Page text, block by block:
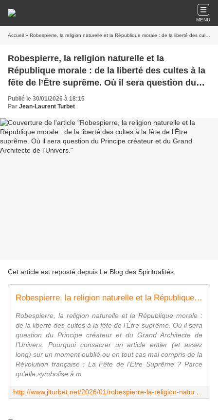
MENU
Accueil » Robespierre, la religion naturelle et la République morale : de la liberté des cultes à la fête de l’Être suprême. Où il sera question du Principe créateur et du Grand Architecte de l’Univers.
Robespierre, la religion naturelle et la
République morale : de la liberté des cultes à la
fête de l’Être suprême. Où il sera question du
Principe créateur et du Grand Architecte de
l’Univers.
Publié le 30/01/2026 à 18:15
Par Jean-Laurent Turbet
Cet article est reposté depuis Le Blog des Spiritualités
Robespierre, la religion naturelle et la République morale : de la liberté des cultes à la fête de l’Être suprême. Où il sera question du Principe créateur et du Grand Architecte de l’Univers.
Robespierre, la religion naturelle et la République morale :
de la liberté des cultes à la fête de l’Être suprême. Où il sera
question du Principe créateur et du Grand Architecte de
l’Univers. Pourquoi consacrer un article entier (et assez
long) sur un moment oublié ou en tout cas mal compris de la
Révolution française : La Fête de l’Etre Suprême ? Parce
qu’elle symbolise à m